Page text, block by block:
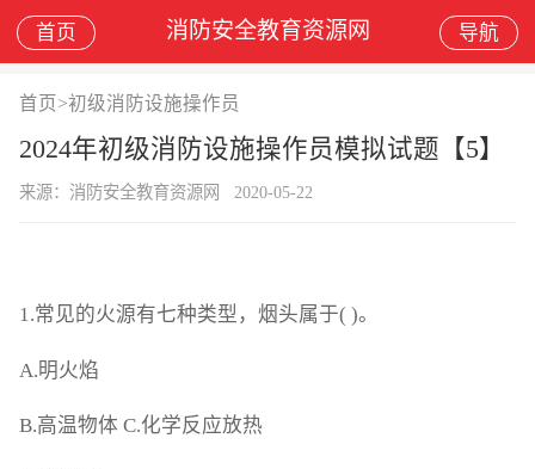
首页 消防安全教育资源网 导航
首页 >初级消防设施操作员
2024年初级消防设施操作员模拟试题【5】
来源：消防安全教育资源网 2020-05-22
1.常见的火源有七种类型，烟头属于( )。
A.明火焰
B.高温物体 C.化学反应放热